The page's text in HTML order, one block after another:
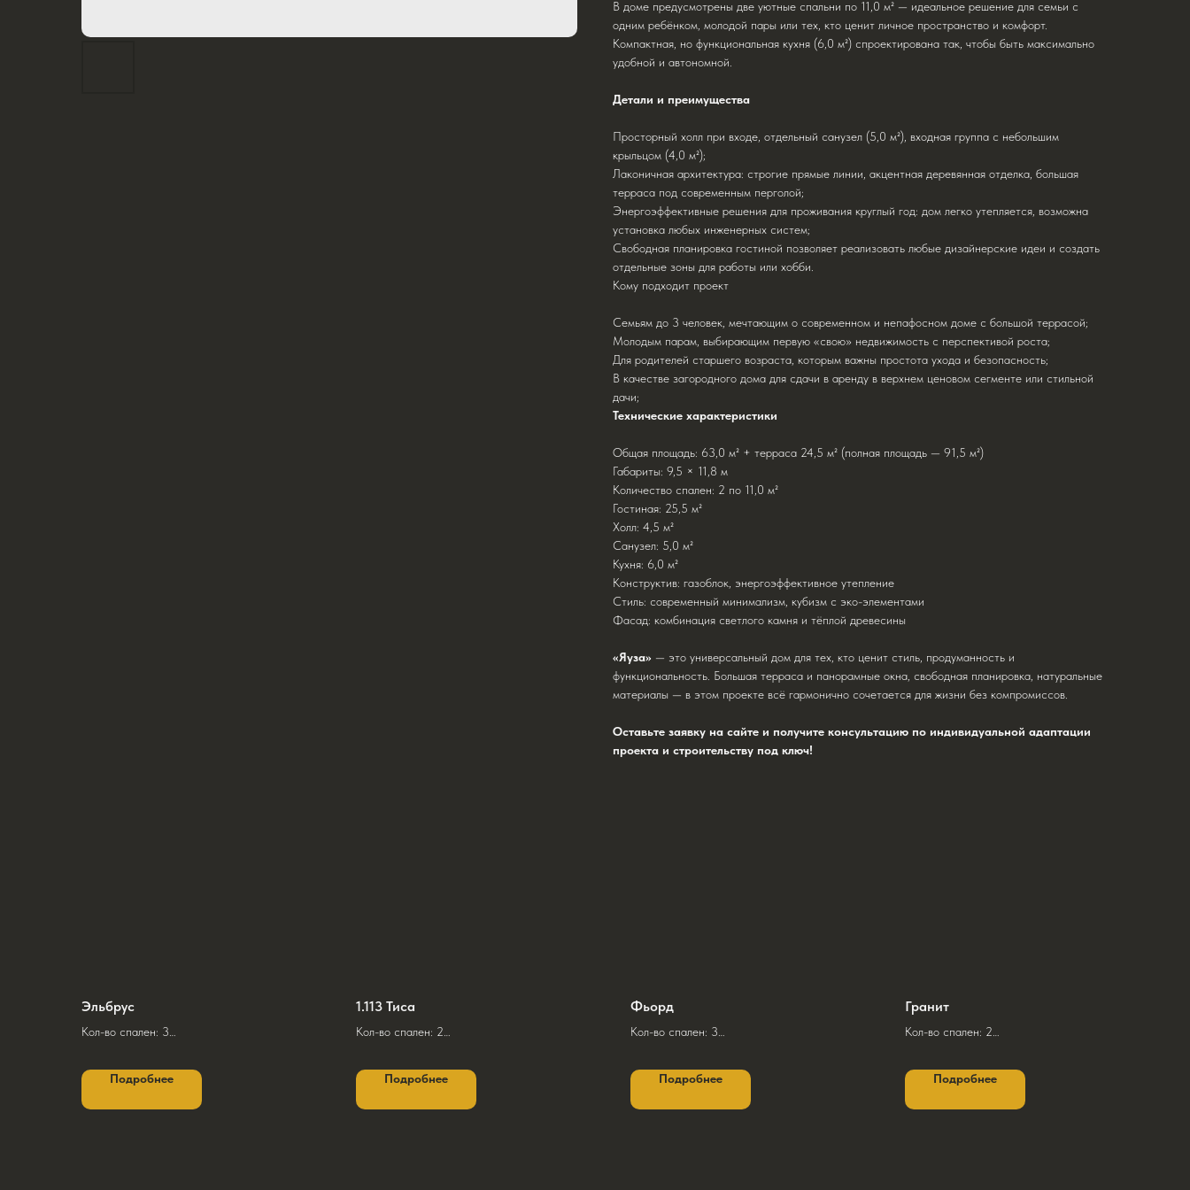
В доме предусмотрены две уютные спальни по 11,0 м² — идеальное решение для семьи с
одним ребёнком, молодой пары или тех, кто ценит личное пространство и комфорт.
Компактная, но функциональная кухня (6,0 м²) спроектирована так, чтобы быть максимально
удобной и автономной.
Детали и преимущества
Просторный холл при входе, отдельный санузел (5,0 м²), входная группа с небольшим
крыльцом (4,0 м²);
Лаконичная архитектура: строгие прямые линии, акцентная деревянная отделка, большая
терраса под современным перголой;
Энергоэффективные решения для проживания круглый год: дом легко утепляется, возможна
установка любых инженерных систем;
Свободная планировка гостиной позволяет реализовать любые дизайнерские идеи и создать
отдельные зоны для работы или хобби.
Кому подходит проект
Семьям до 3 человек, мечтающим о современном и непафосном доме с большой террасой;
Молодым парам, выбирающим первую «свою» недвижимость с перспективой роста;
Для родителей старшего возраста, которым важны простота ухода и безопасность;
В качестве загородного дома для сдачи в аренду в верхнем ценовом сегменте или стильной
дачи;
Технические характеристики
Общая площадь: 63,0 м² + терраса 24,5 м² (полная площадь — 91,5 м²)
Габариты: 9,5 × 11,8 м
Количество спален: 2 по 11,0 м²
Гостиная: 25,5 м²
Холл: 4,5 м²
Санузел: 5,0 м²
Кухня: 6,0 м²
Конструктив: газоблок, энергоэффективное утепление
Стиль: современный минимализм, кубизм с эко-элементами
Фасад: комбинация светлого камня и тёплой древесины
«Яуза» — это универсальный дом для тех, кто ценит стиль, продуманность и
функциональность. Большая терраса и панорамные окна, свободная планировка, натуральные
материалы — в этом проекте всё гармонично сочетается для жизни без компромиссов.
Оставьте заявку на сайте и получите консультацию по индивидуальной адаптации
проекта и строительству под ключ!
Эльбрус
Кол-во спален: 3
террасы)
Подробнее
1.113 Тиса
Кол-во спален: 2
Подробнее
Фьорд
Кол-во спален: 3
Подробнее
Гранит
Кол-во спален: 2
72,0 м²
Подробнее